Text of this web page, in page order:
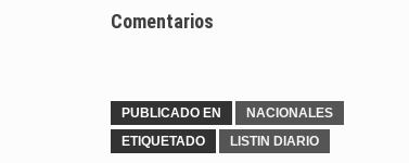
Comentarios
PUBLICADO EN
NACIONALES
ETIQUETADO
LISTIN DIARIO